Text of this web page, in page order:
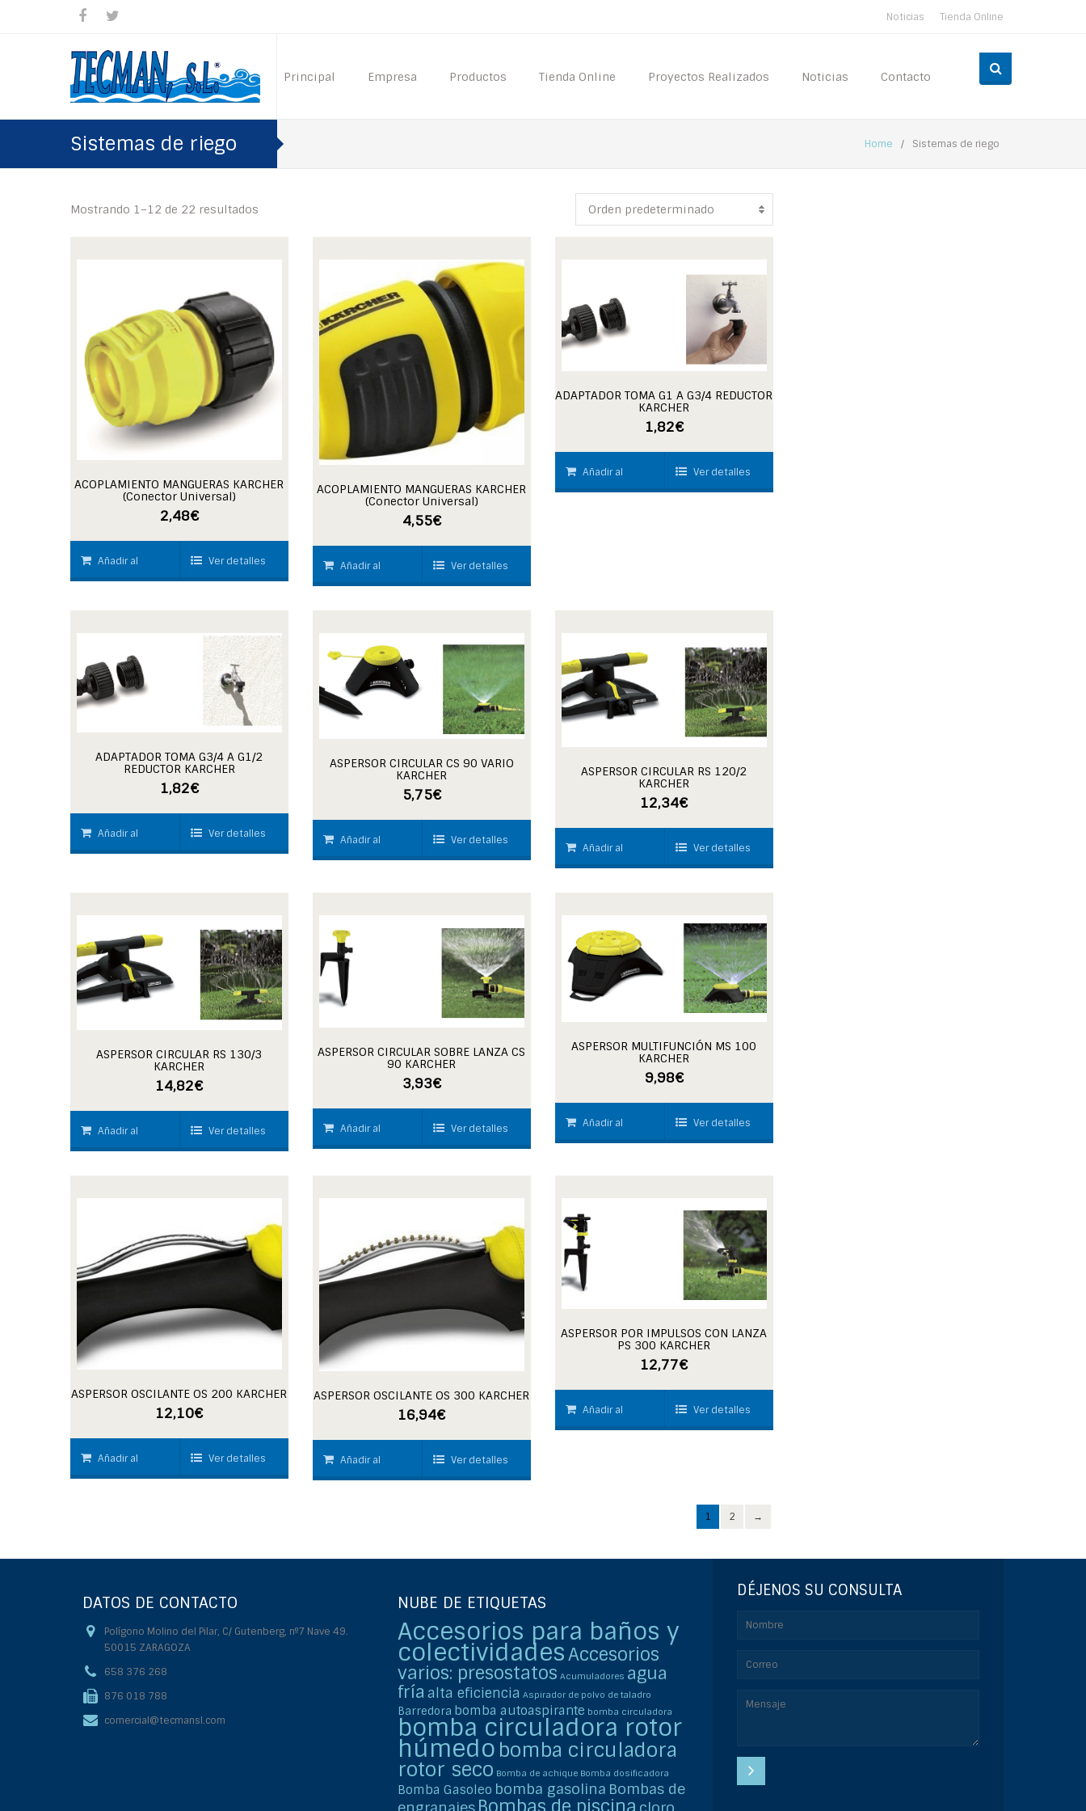
Noticias Tienda Online
Principal Empresa Productos Tienda Online Proyectos Realizados Noticias Contacto
Sistemas de riego Home / Sistemas de riego
Mostrando 1–12 de 22 resultados
ACOPLAMIENTO MANGUERAS KARCHER
(Conector Universal)
2,48€
Añadir al Ver detalles
ACOPLAMIENTO MANGUERAS KARCHER
(Conector Universal)
4,55€
Añadir al Ver detalles
ADAPTADOR TOMA G1 A G3/4 REDUCTOR
KARCHER
1,82€
Añadir al Ver detalles
ADAPTADOR TOMA G3/4 A G1/2
REDUCTOR KARCHER
1,82€
Añadir al Ver detalles
ASPERSOR CIRCULAR CS 90 VARIO
KARCHER
5,75€
Añadir al Ver detalles
ASPERSOR CIRCULAR RS 120/2
KARCHER
12,34€
Añadir al Ver detalles
ASPERSOR CIRCULAR RS 130/3
KARCHER
14,82€
Añadir al Ver detalles
ASPERSOR CIRCULAR SOBRE LANZA CS
90 KARCHER
3,93€
Añadir al Ver detalles
ASPERSOR MULTIFUNCIÓN MS 100
KARCHER
9,98€
Añadir al Ver detalles
ASPERSOR OSCILANTE OS 200 KARCHER
12,10€
Añadir al Ver detalles
ASPERSOR OSCILANTE OS 300 KARCHER
16,94€
Añadir al Ver detalles
ASPERSOR POR IMPULSOS CON LANZA
PS 300 KARCHER
12,77€
Añadir al Ver detalles
1 2 →
DATOS DE CONTACTO
Polígono Molino del Pilar, C/ Gutenberg, nº7 Nave 49.
50015 ZARAGOZA
658 376 268
876 018 788
comercial@tecmansl.com
NUBE DE ETIQUETAS
Accesorios para baños y
colectividadesAccesorios
varios: presostatos Acumuladores agua
fría alta eficiencia Aspirador de polvo de taladro
Barredora bomba autoaspirante bomba circuladora
bomba circuladora rotor
húmedo bomba circuladora
rotor seco Bomba de achique Bomba dosificadora
Bomba Gasoleo bomba gasolina Bombas de
DÉJENOS SU CONSULTA